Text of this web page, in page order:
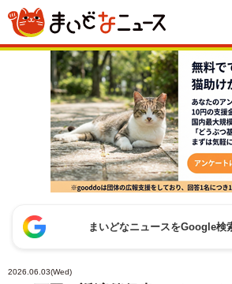
まいどなニュースをGoogle検
2026.06.03(Wed)